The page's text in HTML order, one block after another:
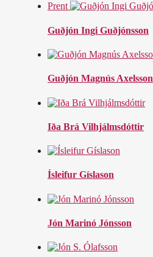
Prent
Guðjón Ingi Guðjónsson
Guðjón Magnús Axelsson
Iða Brá Vilhjálmsdóttir
Ísleifur Gíslason
Jón Marinó Jónsson